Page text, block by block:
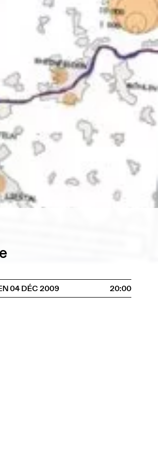
04 DÉC 2009 20:00